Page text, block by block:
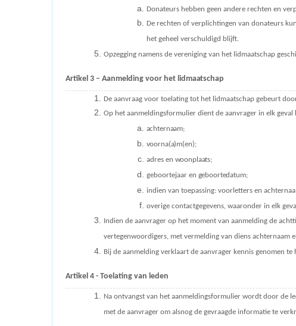
Donateurs hebben geen andere rechten en
De rechten of verplichtingen van donateurs
het geheel verschuldigd blijft.
Opzegging namens de vereniging van het lidmaatschap
Artikel 3 – Aanmelding voor het lidmaatschap
De aanvraag voor toelating tot het lidmaatschap gebeurt
Op het aanmeldingsformulier dient de aanvrager in elk
achternaam;
voorna(a)m(en);
adres en woonplaats;
geboortejaar en geboortedatum;
indien van toepassing: voorletters en
overige contactgegevens, waaronder in elk
Indien de aanvrager op het moment van aanmelding de
vertegenwoordigers, met vermelding van diens achternaam
Bij de aanmelding verklaart de aanvrager kennis genomen
Artikel 4 - Toelating van leden
Na ontvangst van het aanmeldingsformulier wordt door de
met de aanvrager om alsnog de gevraagde informatie te